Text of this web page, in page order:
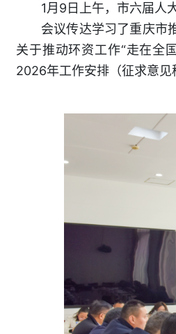
1月9日上午，市六届人
会议传达学习了重庆市
关于推动环资工作“走在全
2026年工作安排（征求意见